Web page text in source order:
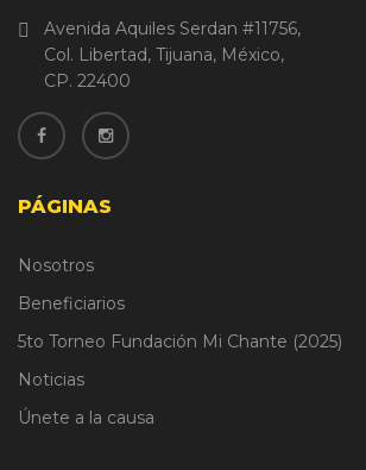
Avenida Aquiles Serdan #11756,
Col. Libertad, Tijuana, México,
CP. 22400
PÁGINAS
Nosotros
Beneficiarios
5to Torneo Fundación Mi Chante (2025)
Noticias
Únete a la causa